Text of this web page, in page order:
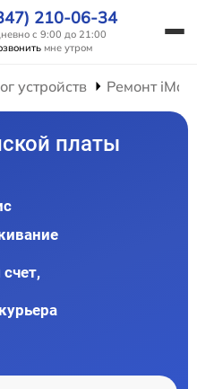
210-06-34
с 9:00 до 21:00
мне утром
устройств Ремонт iMac
платы